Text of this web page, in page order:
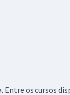
Entre os cursos